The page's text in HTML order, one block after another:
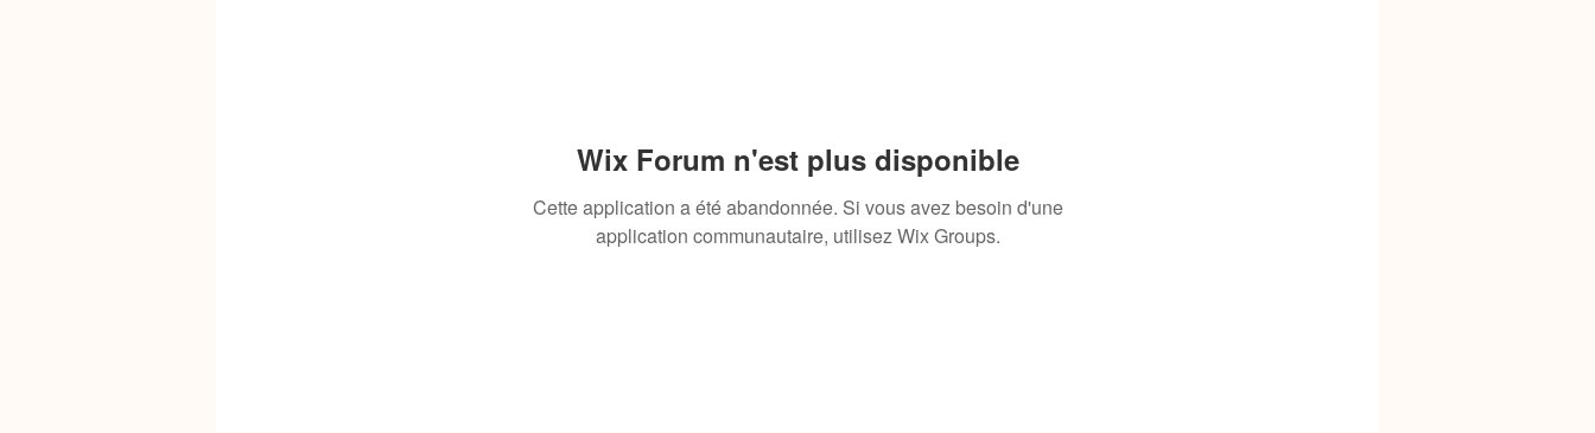
Wix Forum n'est plus disponible
Cette application a été abandonnée. Si vous avez besoin d'une
application communautaire, utilisez Wix Groups.